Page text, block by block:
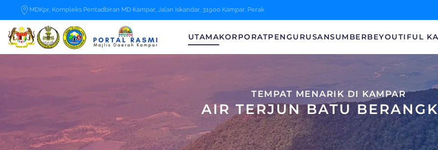
Skip to main content
MDKpr, Kompleks Pentadbiran MD Kampar, Jalan Iskandar, 31900 Kampar, Perak
UTAMAKORPORATPENGURUSANSUMBERBEYOUTIFUL
TEMPAT MENARIK DI KAMPAR
AIR TERJUN BATU